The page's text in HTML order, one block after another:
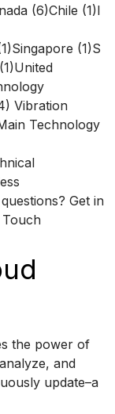
(6)Chile (1)I
(1)S
Vibration
Technology
Get in
the power of
and
update–a